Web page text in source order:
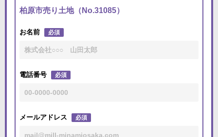
柏原市売り土地（No.31085）
お名前 必須
電話番号 必須
メールアドレス 必須